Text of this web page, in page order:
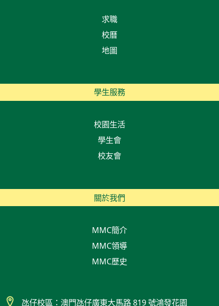
求職
校曆
地圖
學生服務
校園生活
學生會
校友會
關於我們
MMC簡介
MMC領導
MMC歷史
氹仔校區：澳門氹仔廣東大馬路 819 號鴻發花園